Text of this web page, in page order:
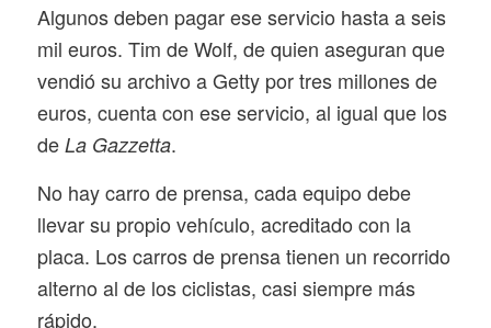
Algunos deben pagar ese servicio hasta a seis
mil euros. Tim de Wolf, de quien aseguran que
vendió su archivo a Getty por tres millones de
euros, cuenta con ese servicio, al igual que los
de La Gazzetta.
No hay carro de prensa, cada equipo debe
llevar su propio vehículo, acreditado con la
placa. Los carros de prensa tienen un recorrido
alterno al de los ciclistas, casi siempre más
rápido.